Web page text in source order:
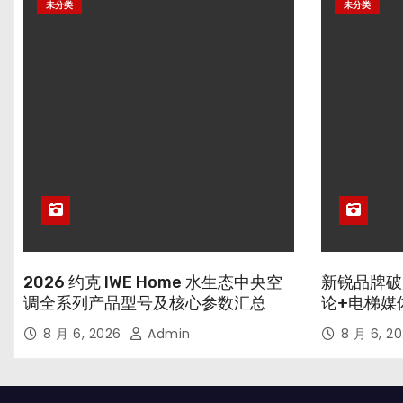
未分类
2026 约克 IWE Home 水生态中央空
调全系列产品型号及核心参数汇总
8 月 6, 2026 Admin
未分类
新锐品牌
论+电梯媒
8 月 6,